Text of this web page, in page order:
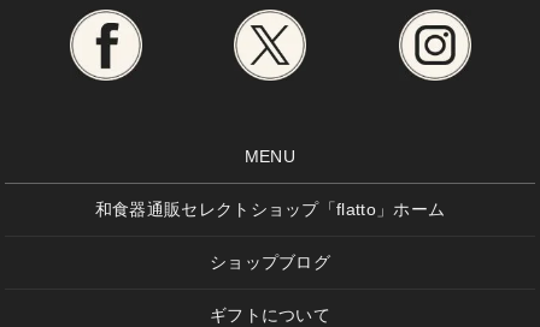
MENU
和食器通販セレクトショップ「flatto」ホーム
ショップブログ
ギフトについて